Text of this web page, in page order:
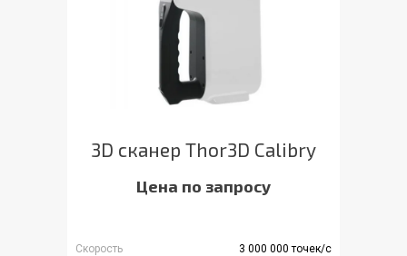
3D сканер Thor3D Calibry
Цена по запросу
Скорость
3 000 000 точек/с